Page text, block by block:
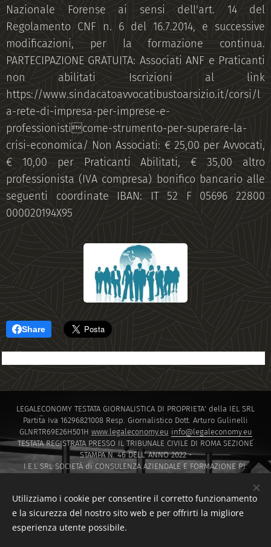
Nazionale Forense ai sensi dell'art. 14 del
Regolamento CNF n. 6 del 16.7.2014, e successive
modificazioni, per la formazione continua.
PARTECIPAZIONE GRATUITA: Associati ANF e Praticanti
non abilitati Iscrizioni al link
https://www.sindacatoavvocatibustoarsizio.it/corsi/l
a-rete-di-impresa-per-imprese-e-
professionisticome-strumento-per-superare-la-
crisi-economica/ Non Associati: € 25,00 per Avvocati,
€ 10,00 per Praticanti Abilitati, € 35,00 altro
professionista (IVA compresa) bonifico bancario alle
seguenti coordinate IBAN: IT 52 F 05696 22800
000020194X95
Share
LEGALECONOMY TESTATA GIORNALISTICA DI PROPRIETA' della IEL SRL
Partita Iva 16296821008 Resp. Giornalistico Dott. Arturo Gulinelli
GLNRTR69E26H501H www.legaleconomy.eu info@legaleconomy.eu
TESTATA REGISTRATA PRESSO IL TRIBUNALE CIVILE DI ROMA SEZIONE
STAMPA N. 46 DELL' ANNO 2022 -
I.E.L SRL SOCIETÀ di CONSULENZA AZIENDALE E FORMAZIONE P.I.
I.E.L. SRL SOCIETÀ di Capitali ISCRITTA PRESSO LA CAMERA DI COMMERCIO
Via Montello 30 00195 Roma
Sito creato da F.D.T CONSULTING di Francesco Di Tommaso
Utilizziamo i cookie per consentire il corretto funzionamento
e la sicurezza del nostro sito web e per offrirti la migliore
esperienza utente possibile.